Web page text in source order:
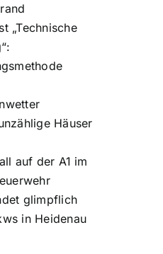
„Technische
Häuser
auf der A1 im
glimpflich
in Heidenau